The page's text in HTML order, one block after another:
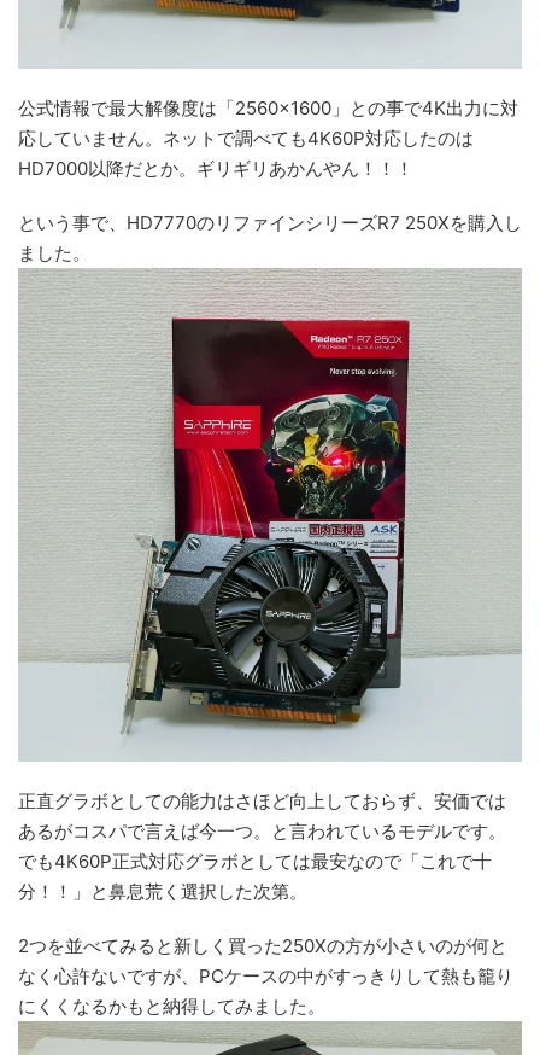
公式情報で最大解像度は「2560×1600」との事で4K出力に対
応していません。ネットで調べても4K60P対応したのは
HD7000以降だとか。ギリギリあかんやん！！！
という事で、HD7770のリファインシリーズR7 250Xを購入し
ました。
正直グラボとしての能力はさほど向上しておらず、安価では
あるがコスパで言えば今一つ。と言われているモデルです。
でも4K60P正式対応グラボとしては最安なので「これで十
分！！」と鼻息荒く選択した次第。
2つを並べてみると新しく買った250Xの方が小さいのが何と
なく心許ないですが、PCケースの中がすっきりして熱も籠り
にくくなるかもと納得してみました。